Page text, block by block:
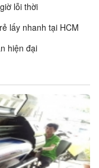
lỗi thời
lấy nhanh tại HCM
hiện đại